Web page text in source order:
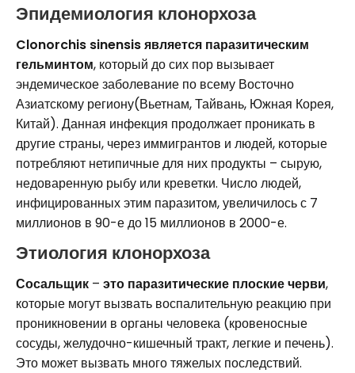
Эпидемиология клонорхоза
Clonorchis sinensisявляется паразитическим
гельминтом, который до сих пор вызывает
эндемическое заболевание по всему Восточно
Азиатскому региону(Вьетнам, Тайвань, Южная Корея,
Китай). Данная инфекция продолжает проникать в
другие страны, через иммигрантов и людей, которые
потребляют нетипичные для них продукты – сырую,
недоваренную рыбу или креветки. Число людей,
инфицированных этим паразитом, увеличилось с 7
миллионов в 90-е до 15 миллионов в 2000-е.
Этиология клонорхоза
Сосальщик – это паразитические плоские черви,
которые могут вызвать воспалительную реакцию при
проникновении в органы человека (кровеносные
сосуды, желудочно-кишечный тракт, легкие и печень).
Это может вызвать много тяжелых последствий.